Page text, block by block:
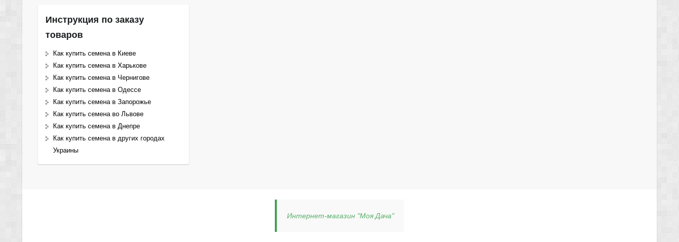
Инструкция по заказу
товаров
Как купить семена в Киеве
Как купить семена в Харькове
Как купить семена в Чернигове
Как купить семена в Одессе
Как купить семена в Запорожье
Как купить семена во Львове
Как купить семена в Днепре
Как купить семена в других городах
Украины
Интернет-магазин "Моя Дача"